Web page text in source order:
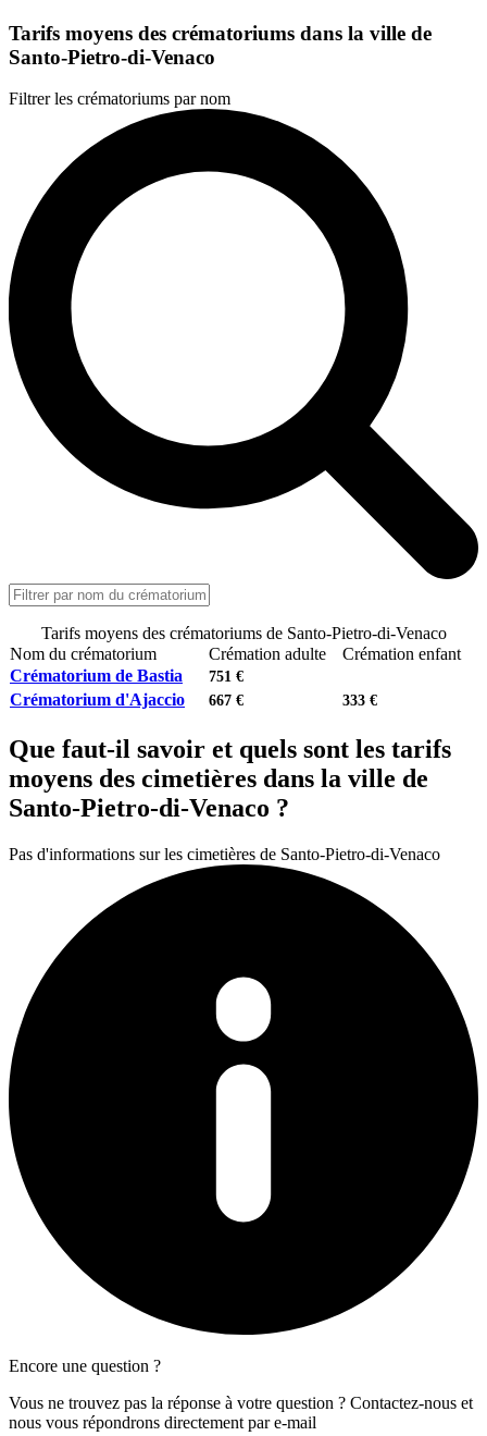
Tarifs moyens des crématoriums dans la ville de
Santo-Pietro-di-Venaco
Filtrer les crématoriums par nom
Tarifs moyens des crématoriums de Santo-Pietro-di-Venaco
Nom du crématorium
Crémation adulte
Crémation enfant
Crématorium de Bastia
751 €
Crématorium d'Ajaccio 667 € 333 €
Que faut-il savoir et quels sont les tarifs
moyens des cimetières dans la ville de
Santo-Pietro-di-Venaco ?
Pas d'informations sur les cimetières de Santo-Pietro-di-Venaco
Encore une question ?
Vous ne trouvez pas la réponse à votre question ? Contactez-nous et
nous vous répondrons directement par e-mail